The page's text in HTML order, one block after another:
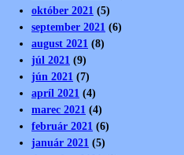
október 2021 (5)
september 2021 (6)
august 2021 (8)
júl 2021 (9)
jún 2021 (7)
apríl 2021 (4)
marec 2021 (4)
február 2021 (6)
január 2021 (5)